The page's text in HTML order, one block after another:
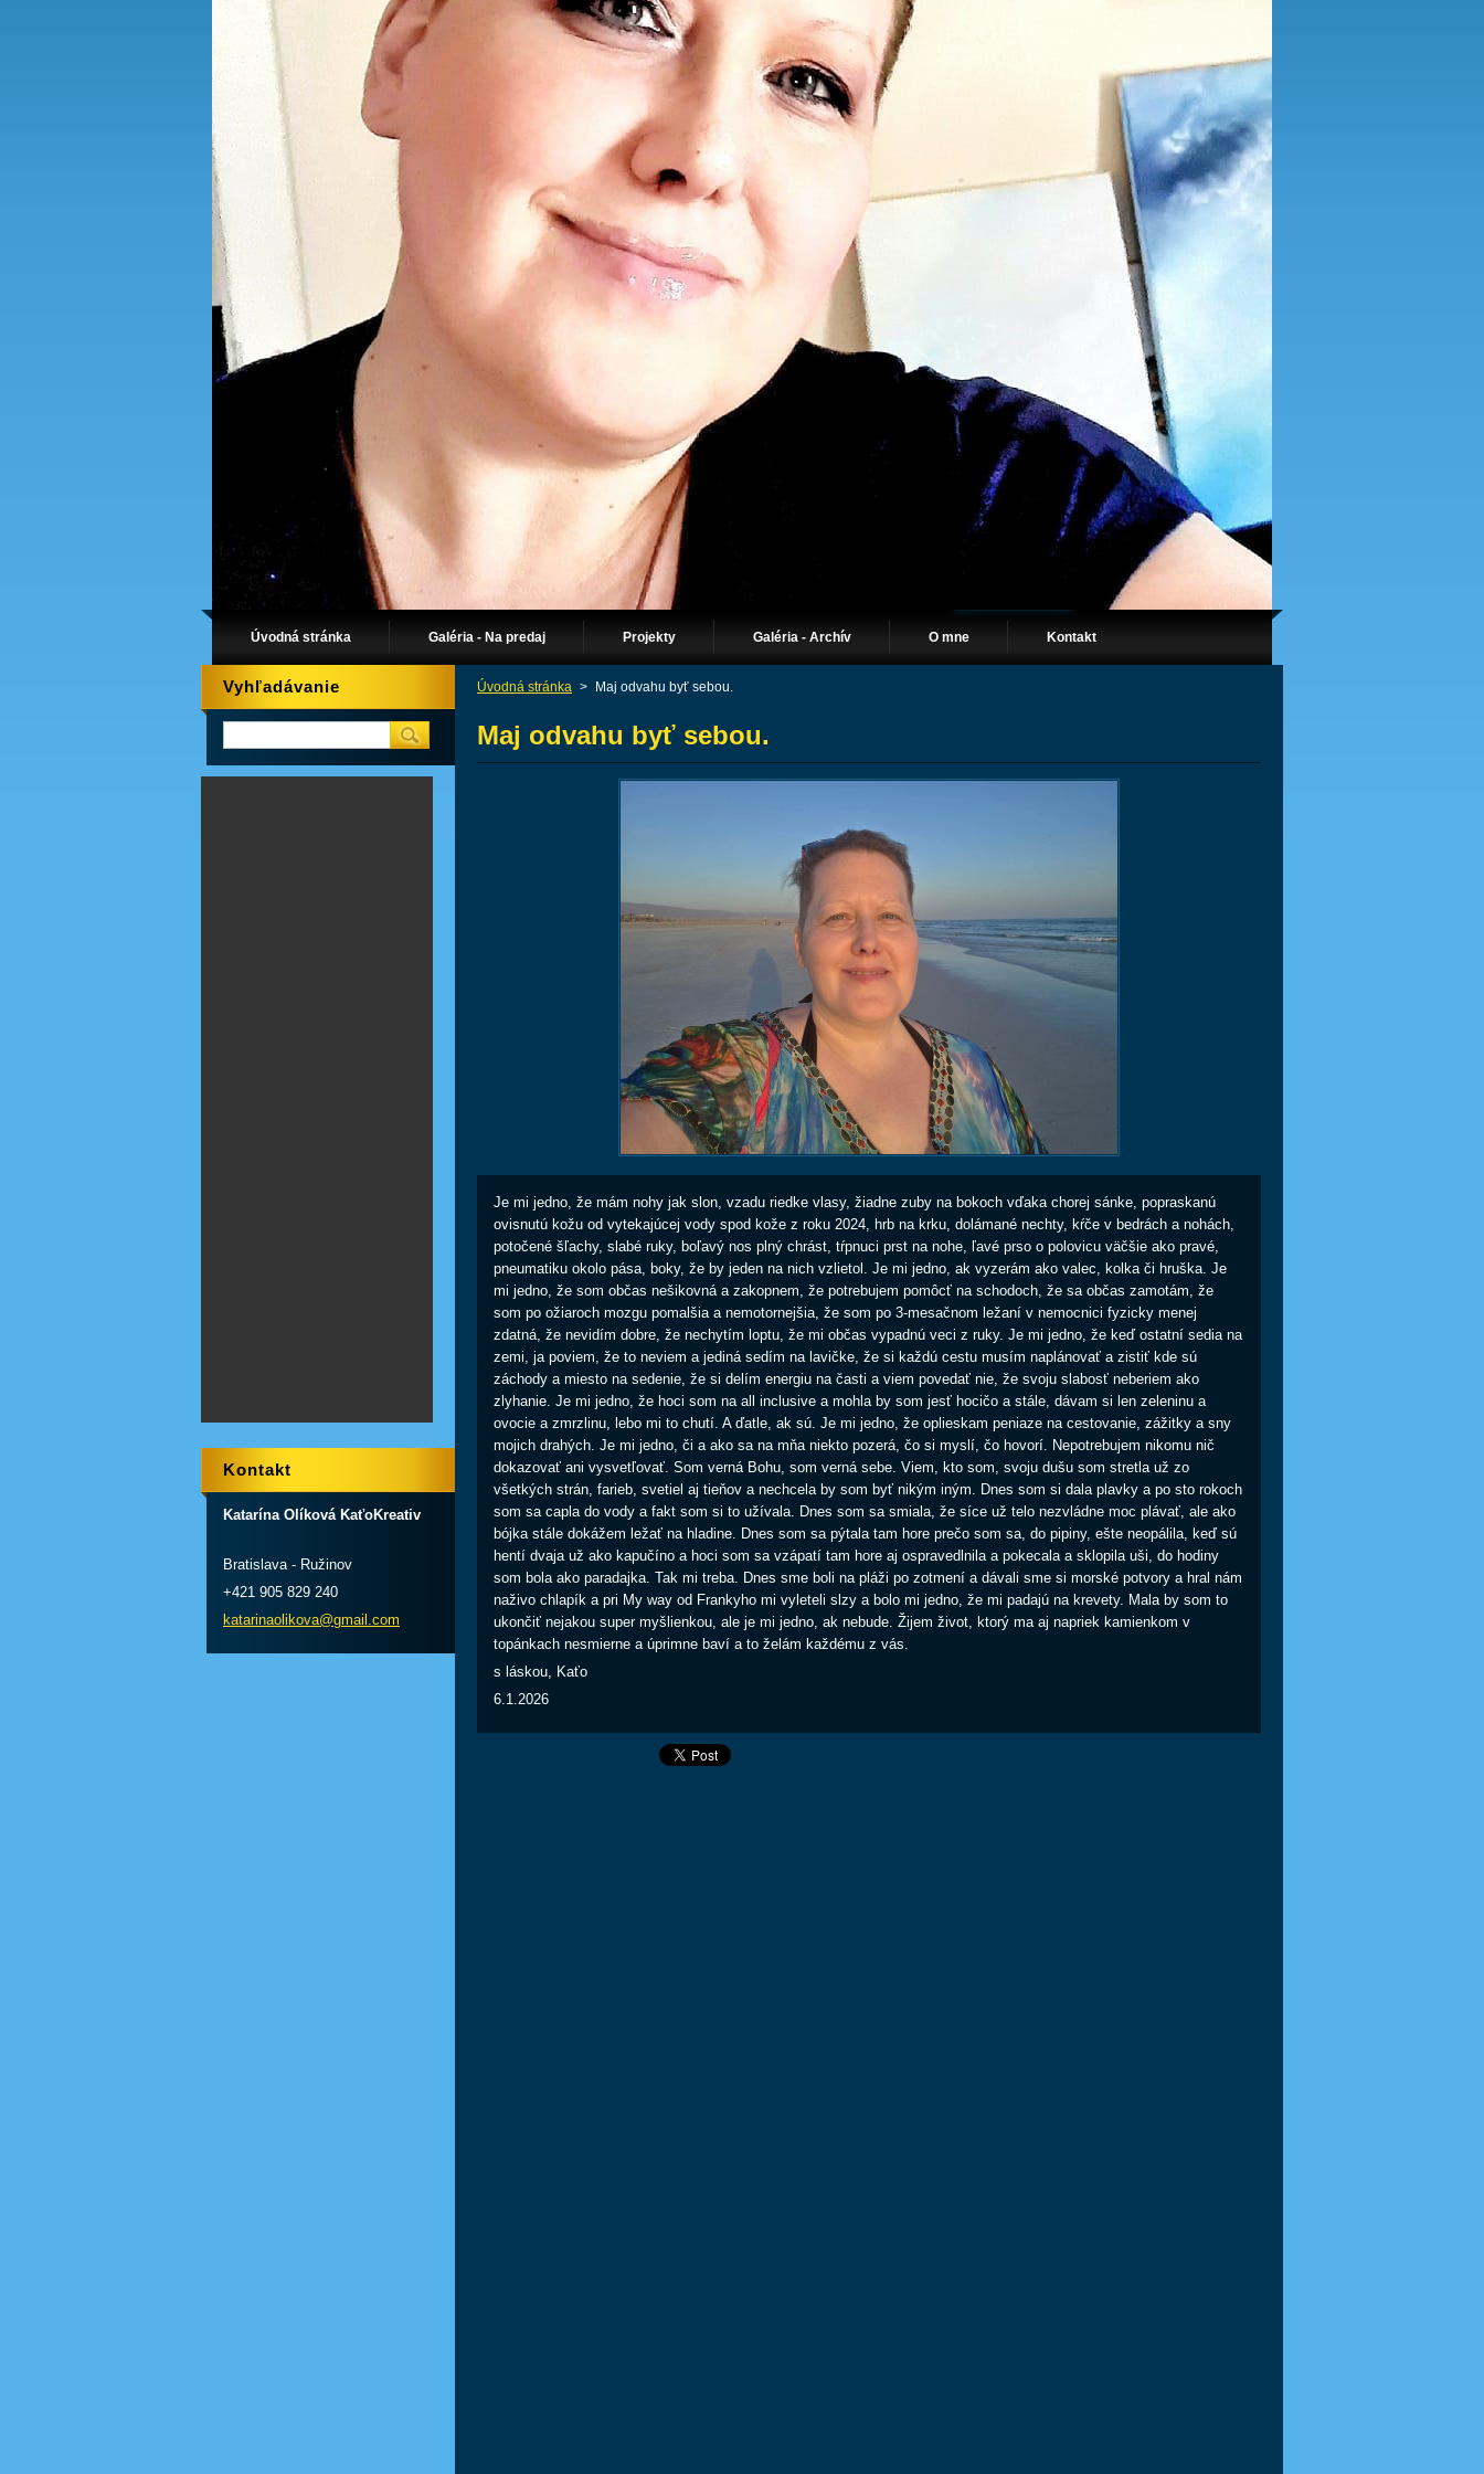
Úvodná stránka Galéria - Na predaj Projekty Galéria - Archív O mne Kontakt
Úvodná stránka > Maj odvahu byť sebou.
Maj odvahu byť sebou.
Je mi jedno, že mám nohy jak slon, vzadu riedke vlasy, žiadne zuby na bokoch vďaka chorej sánke, popraskanú
ovisnutú kožu od vytekajúcej vody spod kože z roku 2024, hrb na krku, dolámané nechty, kŕče v bedrách a nohách,
potočené šľachy, slabé ruky, boľavý nos plný chrást, tŕpnuci prst na nohe, ľavé prso o polovicu väčšie ako pravé,
pneumatiku okolo pása, boky, že by jeden na nich vzlietol. Je mi jedno, ak vyzerám ako valec, kolka či hruška. Je
mi jedno, že som občas nešikovná a zakopnem, že potrebujem pomôcť na schodoch, že sa občas zamotám, že
som po ožiaroch mozgu pomalšia a nemotornejšia, že som po 3-mesačnom ležaní v nemocnici fyzicky menej
zdatná, že nevidím dobre, že nechytím loptu, že mi občas vypadnú veci z ruky. Je mi jedno, že keď ostatní sedia na
zemi, ja poviem, že to neviem a jediná sedím na lavičke, že si každú cestu musím naplánovať a zistiť kde sú
záchody a miesto na sedenie, že si delím energiu na časti a viem povedať nie, že svoju slabosť neberiem ako
zlyhanie. Je mi jedno, že hoci som na all inclusive a mohla by som jesť hocičo a stále, dávam si len zeleninu a
ovocie a zmrzlinu, lebo mi to chutí. A ďatle, ak sú. Je mi jedno, že oplieskam peniaze na cestovanie, zážitky a sny
mojich drahých. Je mi jedno, či a ako sa na mňa niekto pozerá, čo si myslí, čo hovorí. Nepotrebujem nikomu nič
dokazovať ani vysvetľovať. Som verná Bohu, som verná sebe. Viem, kto som, svoju dušu som stretla už zo
všetkých strán, farieb, svetiel aj tieňov a nechcela by som byť nikým iným. Dnes som si dala plavky a po sto rokoch
som sa capla do vody a fakt som si to užívala. Dnes som sa smiala, že síce už telo nezvládne moc plávať, ale ako
bójka stále dokážem ležať na hladine. Dnes som sa pýtala tam hore prečo som sa, do pipiny, ešte neopálila, keď sú
hentí dvaja už ako kapučíno a hoci som sa vzápatí tam hore aj ospravedlnila a pokecala a sklopila uši, do hodiny
som bola ako paradajka. Tak mi treba. Dnes sme boli na pláži po zotmení a dávali sme si morské potvory a hral nám
naživo chlapík a pri My way od Frankyho mi vyleteli slzy a bolo mi jedno, že mi padajú na krevety. Mala by som to
ukončiť nejakou super myšlienkou, ale je mi jedno, ak nebude. Žijem život, ktorý ma aj napriek kamienkom v
topánkach nesmierne a úprimne baví a to želám každému z vás.
s láskou, Kaťo
6.1.2026
Vyhľadávanie
Kontakt
Katarína Olíková KaťoKreativ
Bratislava - Ružinov
+421 905 829 240
katarinaolikova@gmail.com